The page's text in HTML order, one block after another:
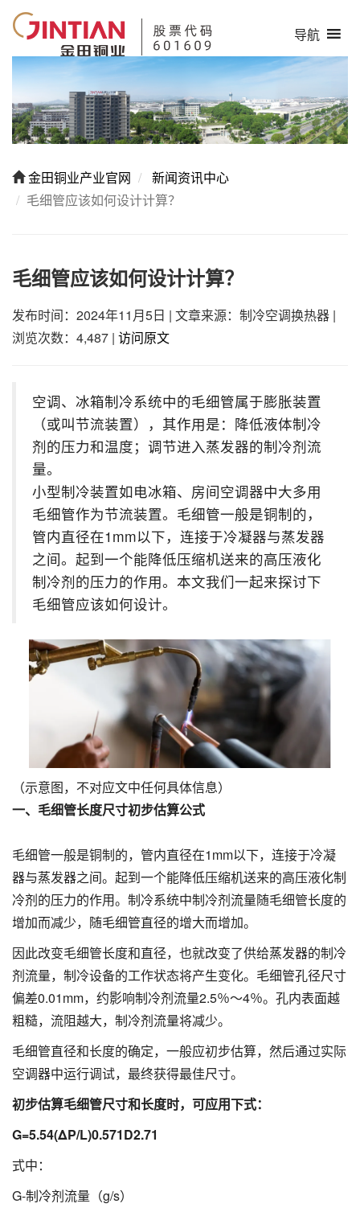
导航
金田铜业产业官网
新闻资讯中心
毛细管应该如何设计计算？
毛细管应该如何设计计算？
发布时间：2024年11月5日 | 文章来源：制冷空调换热器 |
浏览次数：4,487 | 访问原文
空调、冰箱制冷系统中的毛细管属于膨胀装置
（或叫节流装置），其作用是：降低液体制冷
剂的压力和温度；调节进入蒸发器的制冷剂流
量。
小型制冷装置如电冰箱、房间空调器中大多用
毛细管作为节流装置。毛细管一般是铜制的，
管内直径在1mm以下，连接于冷凝器与蒸发器
之间。起到一个能降低压缩机送来的高压液化
制冷剂的压力的作用。本文我们一起来探讨下
毛细管应该如何设计。
（示意图，不对应文中任何具体信息）
一、毛细管长度尺寸初步估算公式
毛细管一般是铜制的，管内直径在1mm以下，连接于冷凝
器与蒸发器之间。起到一个能降低压缩机送来的高压液化制
冷剂的压力的作用。制冷系统中制冷剂流量随毛细管长度的
增加而减少，随毛细管直径的增大而增加。
因此改变毛细管长度和直径，也就改变了供给蒸发器的制冷
剂流量，制冷设备的工作状态将产生变化。毛细管孔径尺寸
偏差0.01mm，约影响制冷剂流量2.5％～4％。孔内表面越
粗糙，流阻越大，制冷剂流量将减少。
毛细管直径和长度的确定，一般应初步估算，然后通过实际
空调器中运行调试，最终获得最佳尺寸。
初步估算毛细管尺寸和长度时，可应用下式：
G=5.54(ΔP/L)0.571D2.71
式中：
G-制冷剂流量（g/s）